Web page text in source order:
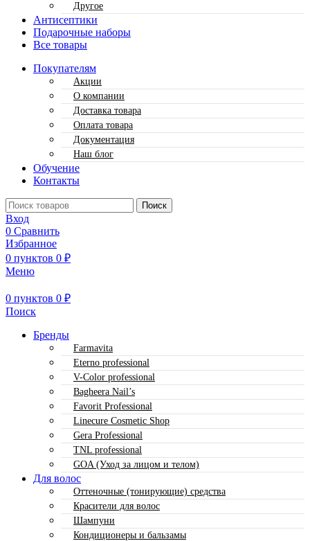
Другое
Антисептики
Подарочные наборы
Все товары
Покупателям
Акции
О компании
Доставка товара
Оплата товара
Документация
Наш блог
Обучение
Контакты
Поиск
Вход
0 Сравнить
Избранное
0 пунктов 0 ₽
Меню
0 пунктов 0 ₽
Поиск
Бренды
Farmavita
Eterno professional
V-Color professional
Bagheera Nail’s
Favorit Professional
Linecure Cosmetic Shop
Gera Professional
TNL professional
GOA (Уход за лицом и телом)
Для волос
Оттеночные (тонирующие) средства
Красители для волос
Шампуни
Кондиционеры и бальзамы